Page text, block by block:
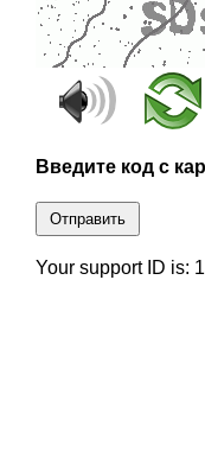
Введите код с
Отправить
Your support ID is: